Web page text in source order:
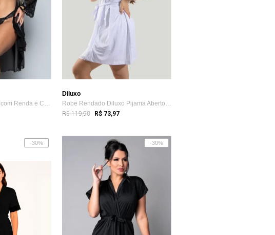
Robe Feminino Tule com Renda e Conjunto ...
Diluxo
Robe Rendado Diluxo Pijama Aberto Amamen...
R$ 119,90 R$ 73,97
-30% -30%